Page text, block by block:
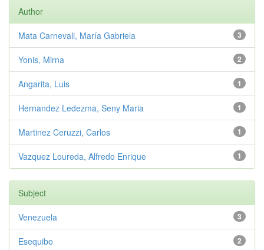
Author
3
Mata Carnevali, María Gabriela
2
Yonis, Mirna
1
Angarita, Luis
1
Hernandez Ledezma, Seny Maria
1
Martinez Ceruzzi, Carlos
1
Vazquez Loureda, Alfredo Enrique
Subject
3
Venezuela
2
Esequibo